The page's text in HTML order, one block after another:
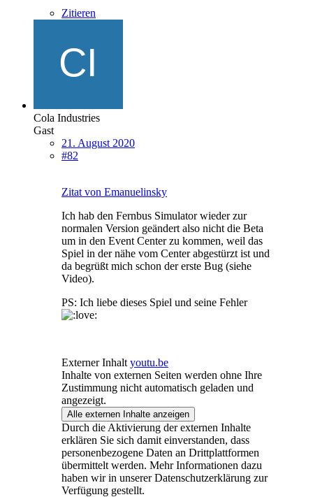
Zitieren
Cola Industries
Gast
21. August 2020
#82
Zitat von Emanuelinsky
Ich hab den Fernbus Simulator wieder zur
normalen Version geändert also nicht die Beta
um in den Event Center zu kommen, weil das
Spiel in der nähe vom Center abgestürzt ist und
da begrüßt mich schon der erste Bug (siehe
Video).
PS: Ich liebe dieses Spiel und seine Fehler
Externer Inhalt youtu.be
Inhalte von externen Seiten werden ohne Ihre
Zustimmung nicht automatisch geladen und
angezeigt.
Alle externen Inhalte anzeigen
Durch die Aktivierung der externen Inhalte
erklären Sie sich damit einverstanden, dass
personenbezogene Daten an Drittplattformen
übermittelt werden. Mehr Informationen dazu
haben wir in unserer Datenschutzerklärung zur
Verfügung gestellt.